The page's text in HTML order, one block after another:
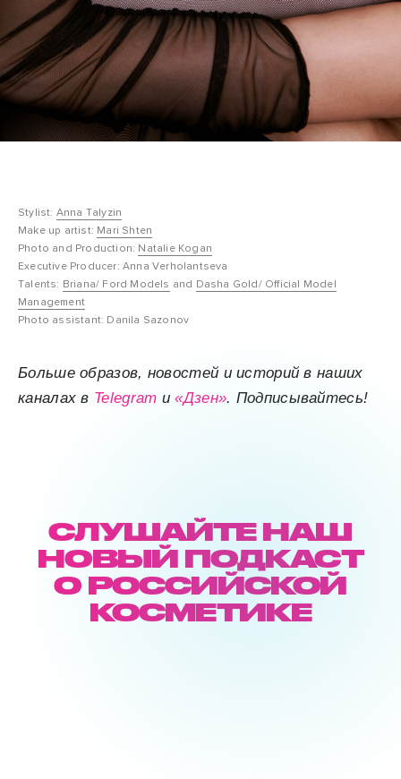
Stylist: Anna Talyzin
Make up artist: Mari Shten
Photo and Production: Natalie Kogan
Executive Producer: Anna Verholantseva
Talents: Briana/ Ford Models and Dasha Gold/ Official Model
Management
Photo assistant: Danila Sazonov
Больше образов, новостей и историй в наших
каналах в Telegram и«Дзен». Подписывайтесь!
СЛУШАЙТЕ НАШ
НОВЫЙ ПОДКАСТ
О РОССИЙСКОЙ
КОСМЕТИКЕ